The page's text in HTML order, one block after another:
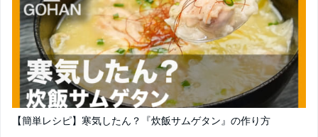
【簡単レシピ】寒気したん？『炊飯サムゲタン』の作り方